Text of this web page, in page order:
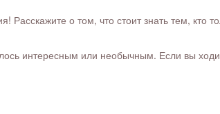
о том, что стоит знать тем, кто
интересным или необычным. Если вы